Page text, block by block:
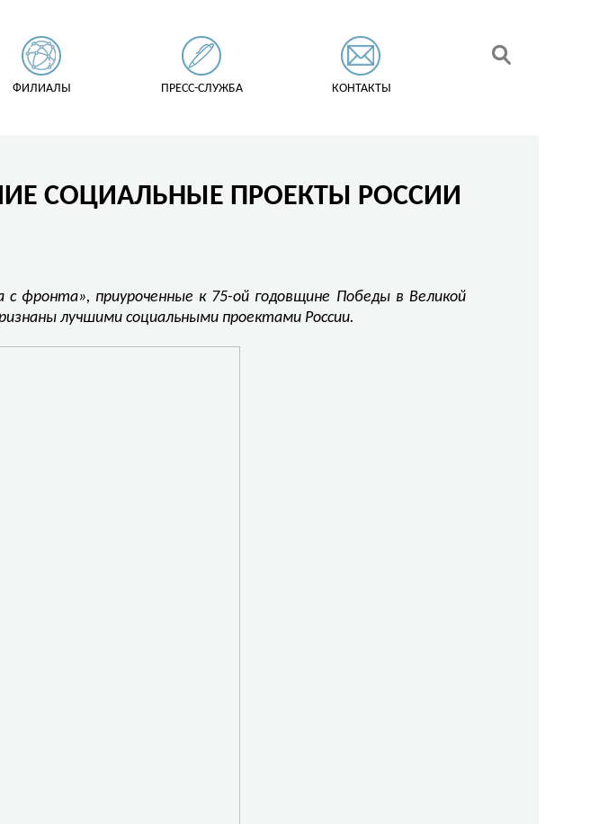
ФИЛИАЛЫ ПРЕСС-СЛУЖБА КОНТАКТЫ
СОЦИАЛЬНЫЕ ПРОЕКТЫ РОССИИ
фронта», приуроченные к 75-ой годовщине Победы в Великой
лучшими социальными проектами России.